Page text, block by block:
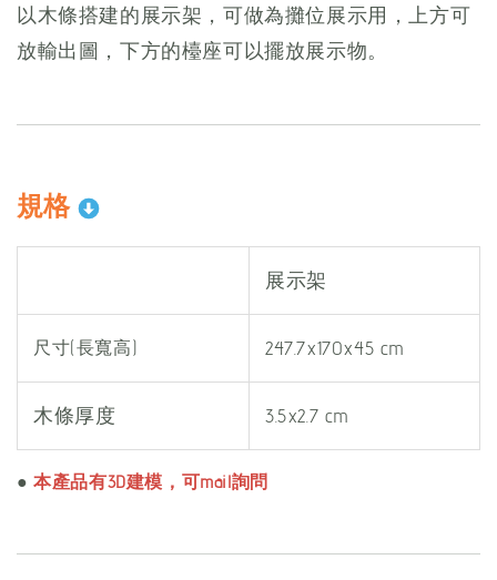
以木條搭建的展示架，可做為攤位展示用，上方可
放輸出圖，下方的檯座可以擺放展示物。
規格
展示架
尺寸(長寬高) 247.7x170x45 cm
木條厚度 3.5x2.7 cm
●本產品有3D建模，可mail詢問